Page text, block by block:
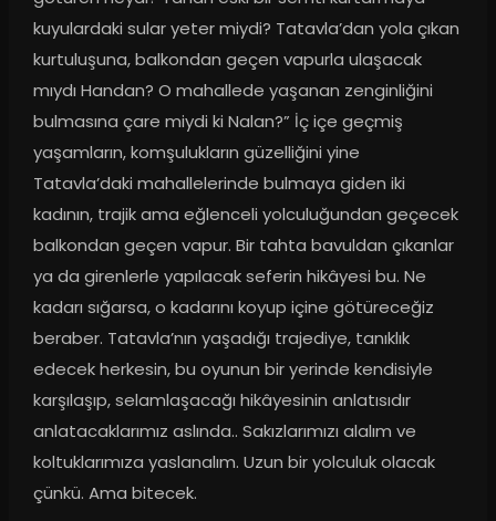
kuyulardaki sular yeter miydi? Tatavla’dan yola çıkan
kurtuluşuna, balkondan geçen vapurla ulaşacak
mıydı Handan? O mahallede yaşanan zenginliğini
bulmasına çare miydi ki Nalan?” İç içe geçmiş
yaşamların, komşulukların güzelliğini yine
Tatavla’daki mahallelerinde bulmaya giden iki
kadının, trajik ama eğlenceli yolculuğundan geçecek
balkondan geçen vapur. Bir tahta bavuldan çıkanlar
ya da girenlerle yapılacak seferin hikâyesi bu. Ne
kadarı sığarsa, o kadarını koyup içine götüreceğiz
beraber. Tatavla’nın yaşadığı trajediye, tanıklık
edecek herkesin, bu oyunun bir yerinde kendisiyle
karşılaşıp, selamlaşacağı hikâyesinin anlatısıdır
anlatacaklarımız aslında.. Sakızlarımızı alalım ve
koltuklarımıza yaslanalım. Uzun bir yolculuk olacak
çünkü. Ama bitecek.